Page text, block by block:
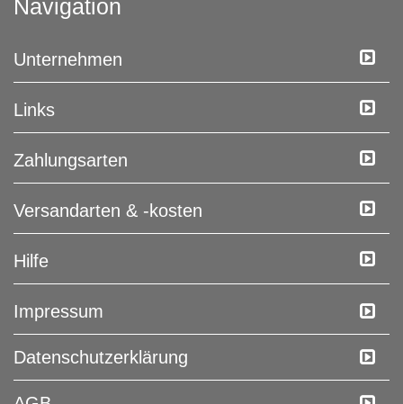
Navigation
Unternehmen
Links
Zahlungsarten
Versandarten & -kosten
Hilfe
Impressum
Daten­schutz­erklärung